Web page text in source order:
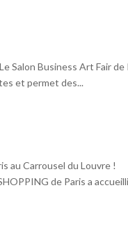
Salon Business Art Fair de
et permet des...
au Carrousel du Louvre !
de Paris a